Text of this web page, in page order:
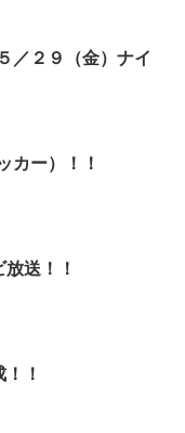
２９（金）ナイ
カー）！！
送！！
！